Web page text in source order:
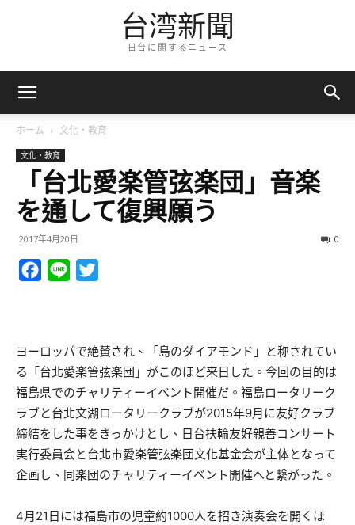
台湾新聞
日台に関するニュース
ホーム 文化・教育
文化・教育
「台北愛楽管弦楽団」音楽
を通して復興願う
2017年4月20日 0
Facebook
Line
ヨーロッパで絶賛され、「島のダイアモンド」と称されてい
る「台北愛楽管弦楽団」がこのほど来日した。今回の目的は
福島県でのチャリティーイベント開催だ。福島ロータリーク
ラブと台北文湖ロータリークラブが2015年9月に友好クラブ
締結をした事をきっかけとし、日台扶輪友好親善コンサート
実行委員会と台北市愛楽管弦楽団文化基金会が主体となって
企画し、同楽団のチャリティーイベント開催へと繋がった。
4月21日には福島市の児童約1000人を招き演奏会を開くほ